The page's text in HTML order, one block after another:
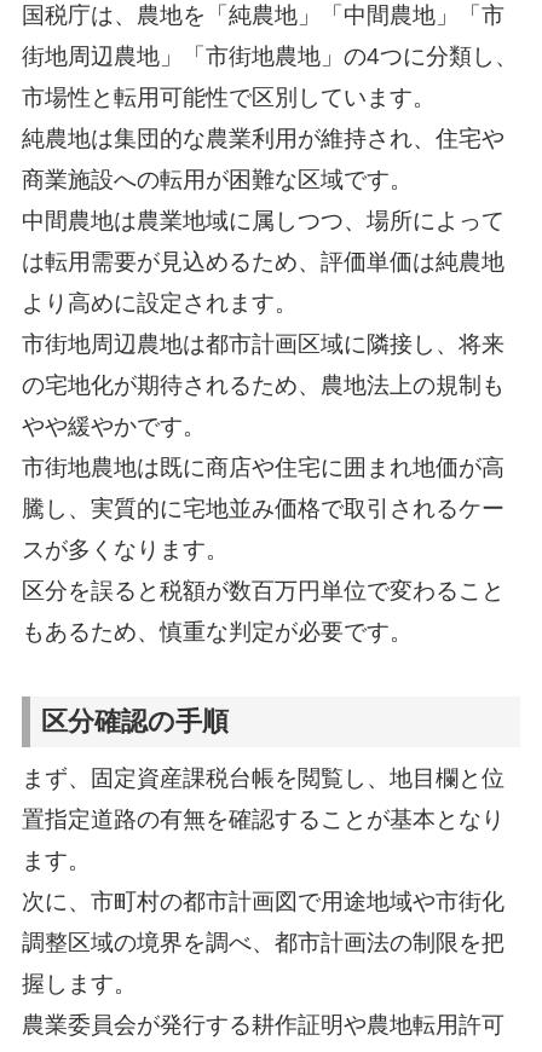
国税庁は、農地を「純農地」「中間農地」「市
街地周辺農地」「市街地農地」の4つに分類し、
市場性と転用可能性で区別しています。
純農地は集団的な農業利用が維持され、住宅や
商業施設への転用が困難な区域です。
中間農地は農業地域に属しつつ、場所によって
は転用需要が見込めるため、評価単価は純農地
より高めに設定されます。
市街地周辺農地は都市計画区域に隣接し、将来
の宅地化が期待されるため、農地法上の規制も
やや緩やかです。
市街地農地は既に商店や住宅に囲まれ地価が高
騰し、実質的に宅地並み価格で取引されるケー
スが多くなります。
区分を誤ると税額が数百万円単位で変わること
もあるため、慎重な判定が必要です。
区分確認の手順
まず、固定資産課税台帳を閲覧し、地目欄と位
置指定道路の有無を確認することが基本となり
ます。
次に、市町村の都市計画図で用途地域や市街化
調整区域の境界を調べ、都市計画法の制限を把
握します。
農業委員会が発行する耕作証明や農地転用許可